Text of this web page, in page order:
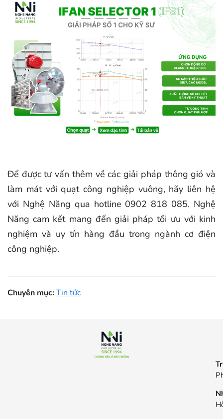
Để được tư vấn thêm về các giải pháp thông gió và
làm mát với quạt công nghiệp vuông, hãy liên hệ
với Nghệ Năng qua hotline 0902 818 085. Nghệ
Năng cam kết mang đến giải pháp tối ưu với kinh
nghiệm và uy tín hàng đầu trong ngành cơ điện
công nghiệp.
Chuyên mục:Tin tức